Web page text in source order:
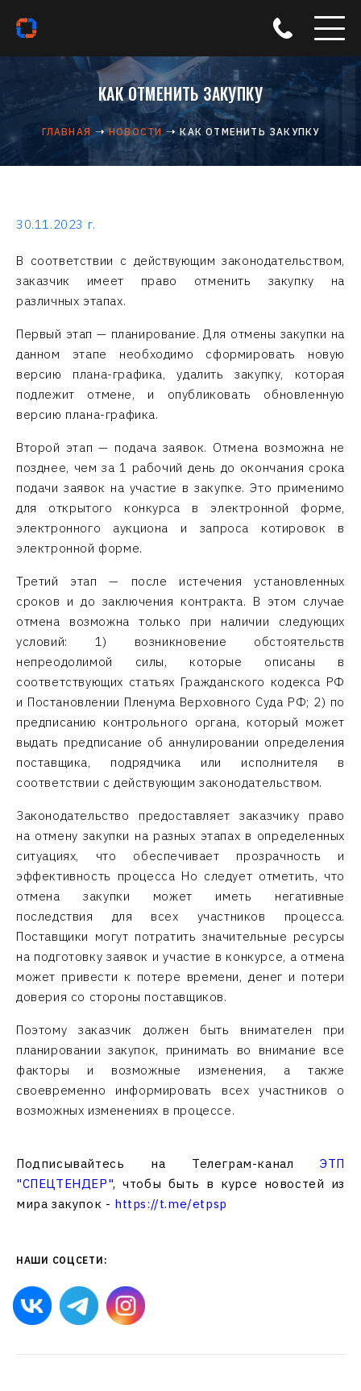
КАК ОТМЕНИТЬ ЗАКУПКУ
ГЛАВНАЯ НОВОСТИ КАК ОТМЕНИТЬ ЗАКУПКУ
30.11.2023 г.
В соответствии с действующим законодательством,
заказчик имеет право отменить закупку на
различных этапах.
Первый этап — планирование. Для отмены закупки на
данном этапе необходимо сформировать новую
версию плана-графика, удалить закупку, которая
подлежит отмене, и опубликовать обновленную
версию плана-графика.
Второй этап — подача заявок. Отмена возможна не
позднее, чем за 1 рабочий день до окончания срока
подачи заявок на участие в закупке. Это применимо
для открытого конкурса в электронной форме,
электронного аукциона и запроса котировок в
электронной форме.
Третий этап — после истечения установленных
сроков и до заключения контракта. В этом случае
отмена возможна только при наличии следующих
условий: 1) возникновение обстоятельств
непреодолимой силы, которые описаны в
соответствующих статьях Гражданского кодекса РФ
и Постановлении Пленума Верховного Суда РФ; 2) по
предписанию контрольного органа, который может
выдать предписание об аннулировании определения
поставщика, подрядчика или исполнителя в
соответствии с действующим законодательством.
Законодательство предоставляет заказчику право
на отмену закупки на разных этапах в определенных
ситуациях, что обеспечивает прозрачность и
эффективность процесса Но следует отметить, что
отмена закупки может иметь негативные
последствия для всех участников процесса.
Поставщики могут потратить значительные ресурсы
на подготовку заявок и участие в конкурсе, а отмена
может привести к потере времени, денег и потери
доверия со стороны поставщиков.
Поэтому заказчик должен быть внимателен при
планировании закупок, принимать во внимание все
факторы и возможные изменения, а также
своевременно информировать всех участников о
возможных изменениях в процессе.
Подписывайтесь на Телеграм-каналЭТП
"СПЕЦТЕНДЕР", чтобы быть в курсе новостей из
мира закупок - https://t.me/etpsp
НАШИ СОЦСЕТИ: